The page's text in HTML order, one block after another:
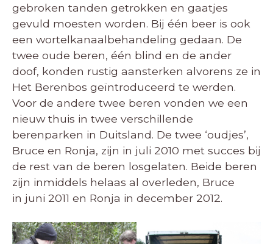
gebroken tanden getrokken en gaatjes
gevuld moesten worden. Bij één beer is ook
een wortelkanaalbehandeling gedaan. De
twee oude beren, één blind en de ander
doof, konden rustig aansterken alvorens ze in
Het Berenbos geïntroduceerd te werden.
Voor de andere twee beren vonden we een
nieuw thuis in twee verschillende
berenparken in Duitsland. De twee ‘oudjes’,
Bruce en Ronja, zijn in juli 2010 met succes bij
de rest van de beren losgelaten. Beide beren
zijn inmiddels helaas al overleden, Bruce
in juni 2011 en Ronja in december 2012.